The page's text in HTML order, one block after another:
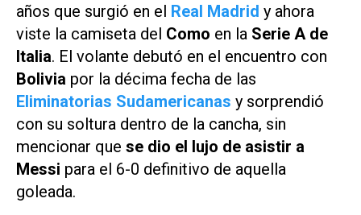
años que surgió en el Real Madrid y ahora
viste la camiseta del Como en la Serie A de
Italia. El volante debutó en el encuentro con
Bolivia por la décima fecha de las
Eliminatorias Sudamericanas y sorprendió
con su soltura dentro de la cancha, sin
mencionar que se dio el lujo de asistir a
Messi para el 6-0 definitivo de aquella
goleada.